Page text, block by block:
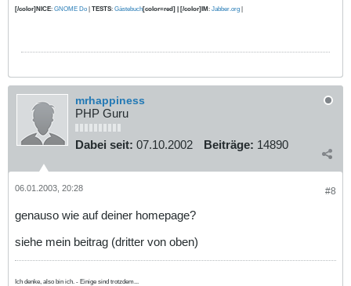
[/color]NICE: GNOME Do | TESTS: Gästebuch[color=red] | [/color]IM: Jabber.org |
mrhappiness
PHP Guru
Dabei seit: 07.10.2002 Beiträge: 14890
#8
06.01.2003, 20:28
genauso wie auf deiner homepage?
siehe mein beitrag (dritter von oben)
Ich denke, also bin ich. - Einige sind trotzdem...